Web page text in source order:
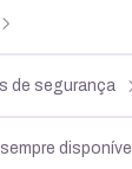
de segurança
disponível